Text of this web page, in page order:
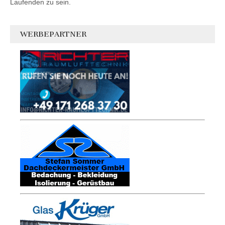
Laufenden zu sein.
WERBEPARTNER